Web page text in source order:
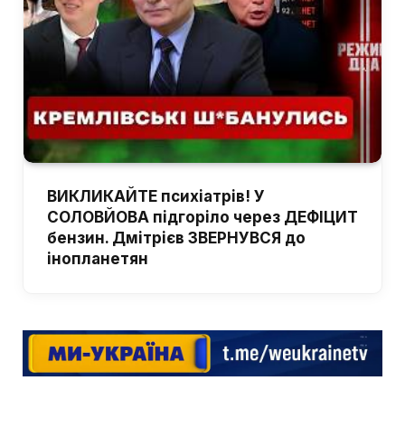
ВИКЛИКАЙТЕ психіатрів! У
СОЛОВЙОВА підгоріло через ДЕФІЦИТ
бензин. Дмітрієв ЗВЕРНУВСЯ до
інопланетян